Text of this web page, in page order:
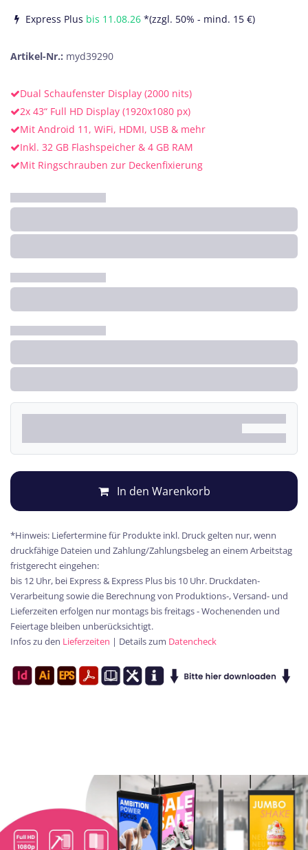
Express Plus bis 11.08.26 *(zzgl. 50% - mind. 15 €)
Artikel-Nr.: myd39290
Dual Schaufenster Display (2000 nits)
2x 43“ Full HD Display (1920x1080 px)
Mit Android 11, WiFi, HDMI, USB & mehr
Inkl. 32 GB Flashspeicher & 4 GB RAM
Mit Ringschrauben zur Deckenfixierung
In den Warenkorb
*Hinweis: Liefertermine für Produkte inkl. Druck gelten nur, wenn
druckfähige Dateien und Zahlung/Zahlungsbeleg an einem Arbeitstag
fristgerecht eingehen:
bis 12 Uhr, bei Express & Express Plus bis 10 Uhr. Druckdaten-
Verarbeitung sowie die Berechnung von Produktions-, Versand- und
Lieferzeiten erfolgen nur montags bis freitags - Wochenenden und
Feiertage bleiben unberücksichtigt.
Infos zu den Lieferzeiten | Details zum Datencheck